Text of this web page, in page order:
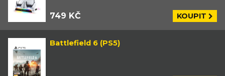
749 KČ KOUPIT
Battlefield 6 (PS5)